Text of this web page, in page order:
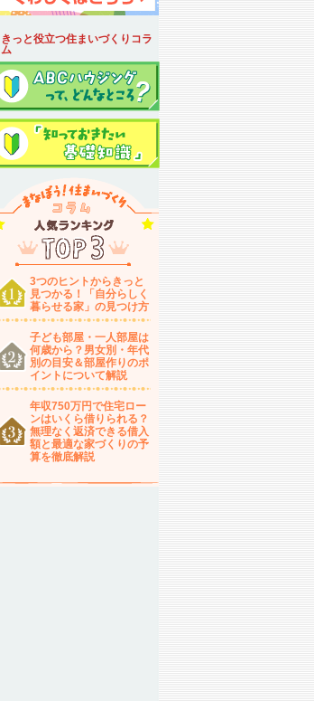
きっと役立つ住まいづくりコラ
ム
3つのヒントからきっと
見つかる！「自分らしく
暮らせる家」の見つけ方
子ども部屋・一人部屋は
何歳から？男女別・年代
別の目安＆部屋作りのポ
イントについて解説
年収750万円で住宅ロー
ンはいくら借りられる？
無理なく返済できる借入
額と最適な家づくりの予
算を徹底解説